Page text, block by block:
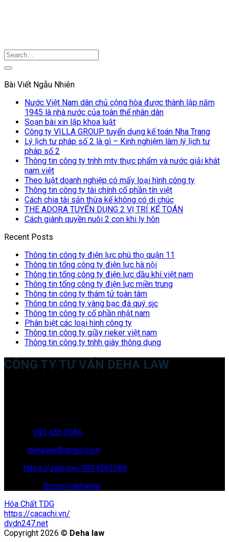
Bài Viết Ngẫu Nhiên
Nước Việt Nam dân chủ cộng hòa được thành lập năm
1945 là nhà nước của toàn thể nhân dân
Soạn bài xin lập khoa luật
Công ty VILLA GROUP tuyển dụng kế toán Nha Trang
Lý lịch tư pháp số 2 là gì – Kinh nghiệm làm lý lịch tư
pháp số 2
Thông tin công ty tnhh mtv thực phẩm và nước giải khát
nam việt
Theo luật doanh nghiệp có mấy loại hình công ty
Thông tin công ty tài chính cổ phần tín việt
Cách chia tài sản thừa kế không có di chúc
THE ADORA TUYỂN DỤNG 2 VỊ TRÍ KẾ TOÁN
Cách giành quyền nuôi 2 con khi ly hôn
Recent Posts
Thông tin công ty điện lực phú thọ quận 11
Thông tin tổng công ty điện lực hà nội
Thông tin tổng công ty điện lực dầu khí việt nam
Thông tin tổng công ty điện lực miền trung
Thông tin công ty thám tử toàn tâm
Thông tin công ty vàng bạc đá quý sjc
Thông tin công ty cổ phần nhật nam
Phân biệt các loại hình công ty
Thông tin công ty giầy rieker việt nam
Thông tin công ty tnhh giày thông dụng
CÔNG TY TƯ VẤN DEHA LAW
093.456.2586
dehalaw@gmail.com
https://zalo.me/0934562586
fb.com/dehalaw
Hóa Chất TDG
https://cacachi.vn/
dvdn247.net
Copyright 2026 © Deha law